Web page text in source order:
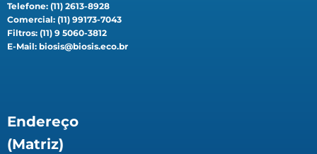
Telefone: (11) 2613-8928
Comercial: (11) 99173-7043
Filtros: (11) 9 5060-3812
E-Mail: biosis@biosis.eco.br
Endereço
(Matriz)